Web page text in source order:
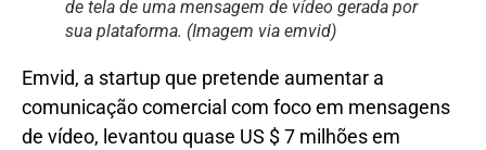
de tela de uma mensagem de vídeo gerada por
sua plataforma. (Imagem via emvid)
Emvid, a startup que pretende aumentar a
comunicação comercial com foco em mensagens
de vídeo, levantou quase US $ 7 milhões em